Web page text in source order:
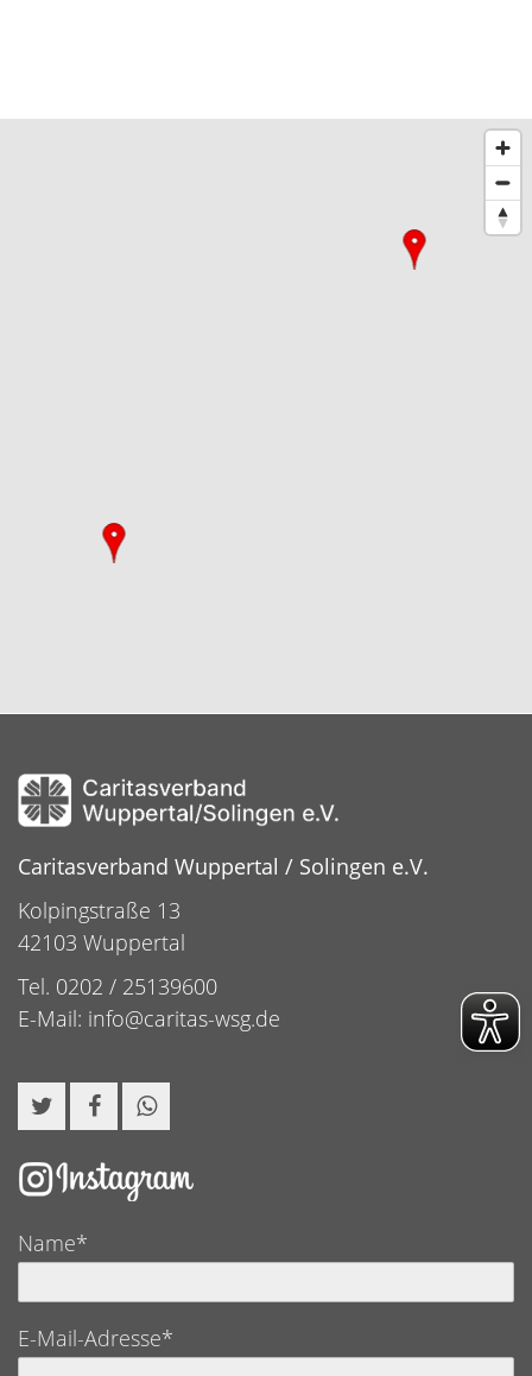
Caritasverband Wuppertal / Solingen e.V.
Kolpingstraße 13
42103 Wuppertal
Tel. 0202 / 25139600
E-Mail: info@caritas-wsg.de
Name*
E-Mail-Adresse*